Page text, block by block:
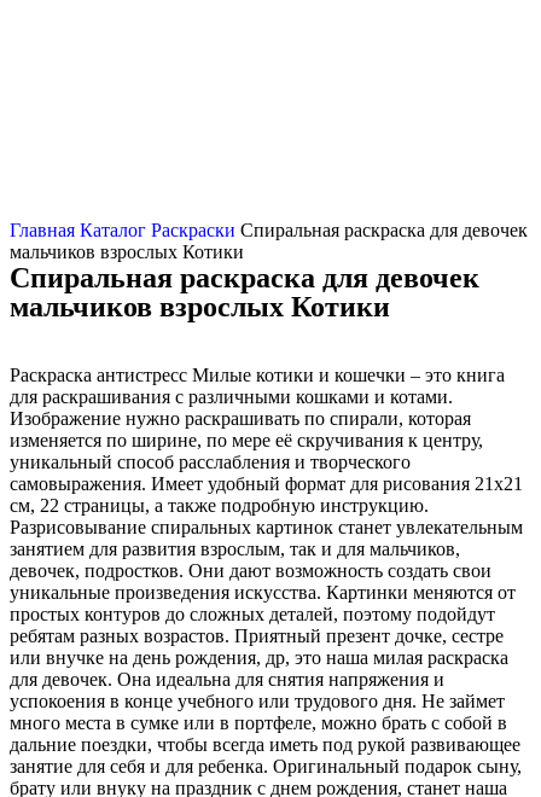
Главная Каталог Раскраски Спиральная раскраска для девочек
мальчиков взрослых Котики
Спиральная раскраска для девочек
мальчиков взрослых Котики
Раскраска антистресс Милые котики и кошечки – это книга
для раскрашивания с различными кошками и котами.
Изображение нужно раскрашивать по спирали, которая
изменяется по ширине, по мере её скручивания к центру,
уникальный способ расслабления и творческого
самовыражения. Имеет удобный формат для рисования 21х21
см, 22 страницы, а также подробную инструкцию.
Разрисовывание спиральных картинок станет увлекательным
занятием для развития взрослым, так и для мальчиков,
девочек, подростков. Они дают возможность создать свои
уникальные произведения искусства. Картинки меняются от
простых контуров до сложных деталей, поэтому подойдут
ребятам разных возрастов. Приятный презент дочке, сестре
или внучке на день рождения, др, это наша милая раскраска
для девочек. Она идеальна для снятия напряжения и
успокоения в конце учебного или трудового дня. Не займет
много места в сумке или в портфеле, можно брать с собой в
дальние поездки, чтобы всегда иметь под рукой развивающее
занятие для себя и для ребенка. Оригинальный подарок сыну,
брату или внуку на праздник с днем рождения, станет наша